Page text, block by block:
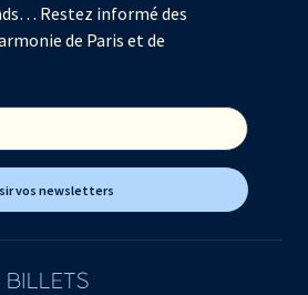
Restez informé des
de Paris et de
vos newsletters
BILLETS